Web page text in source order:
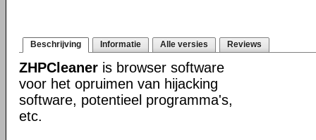
Beschrijving Informatie Alle versies Reviews
ZHPCleaner is browser software
voor het opruimen van hijacking
software, potentieel programma's,
etc.